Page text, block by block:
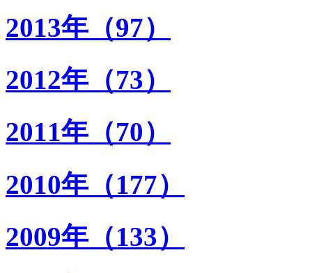
2013年（97）
2012年（73）
2011年（70）
2010年（177）
2009年（133）